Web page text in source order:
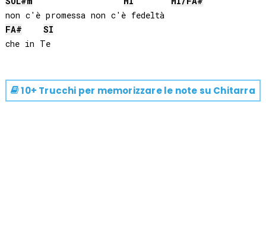
FA#
SI
che in Te
10+ Trucchi per memorizzare le note su Chitarra